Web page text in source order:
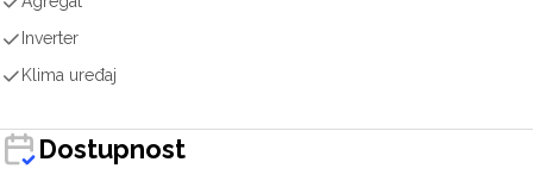
Inverter
Klima uređaj
Dostupnost